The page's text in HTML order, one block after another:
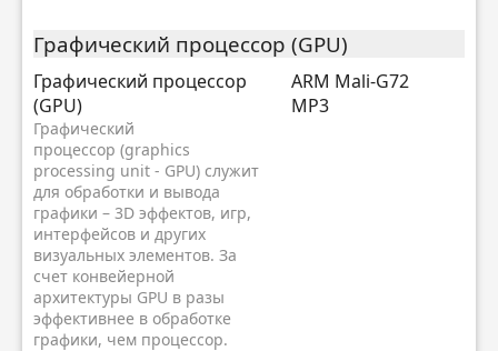
Графический процессор (GPU)
Графический процессор
(GPU)
Графический
процессор (graphics
processing unit - GPU) служит
для обработки и вывода
графики – 3D эффектов, игр,
интерфейсов и других
визуальных элементов. За
счет конвейерной
архитектуры GPU в разы
эффективнее в обработке
графики, чем процессор.
ARM Mali-G72
MP3